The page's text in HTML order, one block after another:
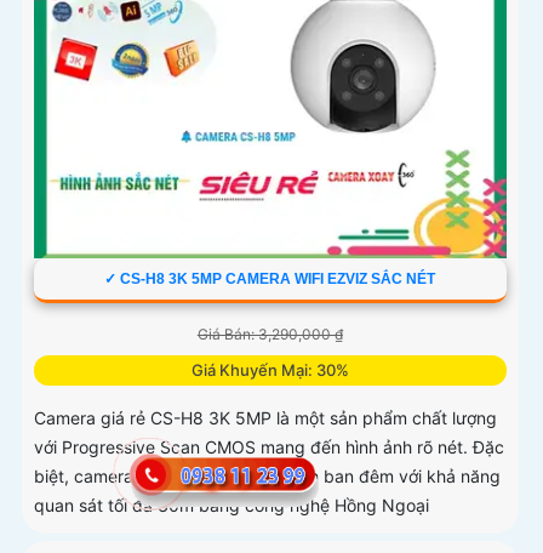
✓ CS-H8 3K 5MP CAMERA WIFI EZVIZ SẮC NÉT
Giá Bán: 3,290,000 ₫
Giá Khuyến Mại: 30%
Camera giá rẻ CS-H8 3K 5MP là một sản phẩm chất lượng
với Progressive Scan CMOS mang đến hình ảnh rõ nét. Đặc
biệt, camera có chất lượng hình ảnh ban đêm với khả năng
quan sát tối đa 30m bằng công nghệ Hồng Ngoại